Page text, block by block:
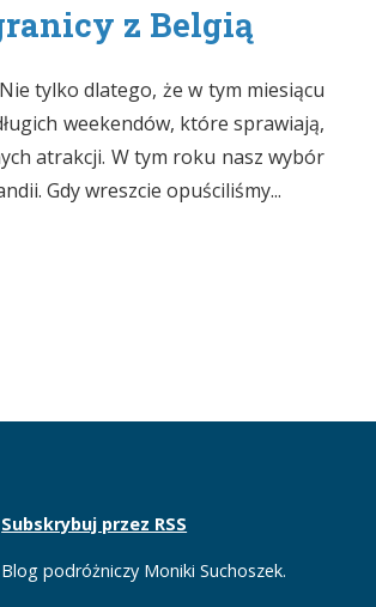
z Belgią
tylko dlatego, że w tym miesiącu
weekendów, które sprawiają,
atrakcji. W tym roku nasz wybór
Gdy wreszcie opuściliśmy...
Subskrybuj przez RSS
Blog podróżniczy Moniki Suchoszek.